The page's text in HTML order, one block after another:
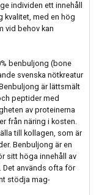
individen ett innehåll
kvalitet, med en hög
vid behov kan
benbuljong (bone
svenska nötkreatur
är lättsmält
peptider med
av proteinerna
från näring i kosten.
till kollagen, som är
Benbuljong är en
sitt höga innehåll av
Det används ofta för
stödja mag-